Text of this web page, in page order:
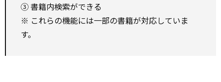
③ 書籍内検索ができる
※ これらの機能には一部の書籍が対応していま
す。